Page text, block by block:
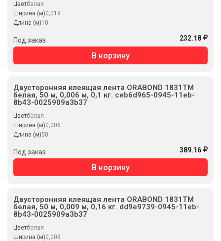
Цветбелая
Ширина (м)0,019
Длина (м)10
Под заказ 232.18
В корзину
Двусторонняя клеящая лента ORABOND 1831ТМ
белая, 50 м, 0,006 м, 0,1 кг. ceb6d965-0945-11eb-
8b43-0025909a3b37
Цветбелая
Ширина (м)0,006
Длина (м)50
Под заказ 389.16
В корзину
Двусторонняя клеящая лента ORABOND 1831ТМ
белая, 50 м, 0,009 м, 0,16 кг. dd9e9739-0945-11eb-
8b43-0025909a3b37
Цветбелая
Ширина (м)0,009